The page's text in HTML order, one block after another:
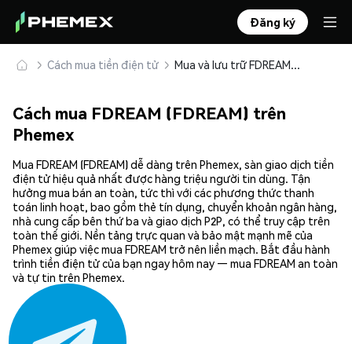
Đăng ký
Cách mua tiền điện tử Mua và lưu trữ FDREAM (FDREAM) an toàn
Cách mua FDREAM (FDREAM) trên
Phemex
Mua FDREAM (FDREAM) dễ dàng trên Phemex, sàn giao dịch tiền
điện tử hiệu quả nhất được hàng triệu người tin dùng. Tận
hưởng mua bán an toàn, tức thì với các phương thức thanh
toán linh hoạt, bao gồm thẻ tín dụng, chuyển khoản ngân hàng,
nhà cung cấp bên thứ ba và giao dịch P2P, có thể truy cập trên
toàn thế giới. Nền tảng trực quan và bảo mật mạnh mẽ của
Phemex giúp việc mua FDREAM trở nên liền mạch. Bắt đầu hành
trình tiền điện tử của bạn ngay hôm nay — mua FDREAM an toàn
và tự tin trên Phemex.